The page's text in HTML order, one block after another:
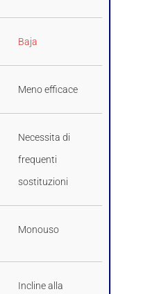
Baja
Meno efficace
Necessita di
frequenti
sostituzioni
Monouso
Incline alla